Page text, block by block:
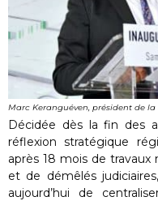
Marc Keranguéven, président de la
Décidée dès la fin des
réflexion stratégique
après 18 mois de
et de démêlés
aujourd’hui de